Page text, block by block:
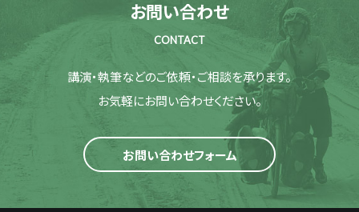
お問い合わせ
CONTACT
講演・執筆などのご依頼・ご相談を承ります。
お気軽にお問い合わせください。
お問い合わせフォーム